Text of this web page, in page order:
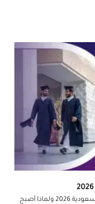
مقدمة ما هو ماجستير مهني معتمد في السعودية 2026 ولماذا أصبح